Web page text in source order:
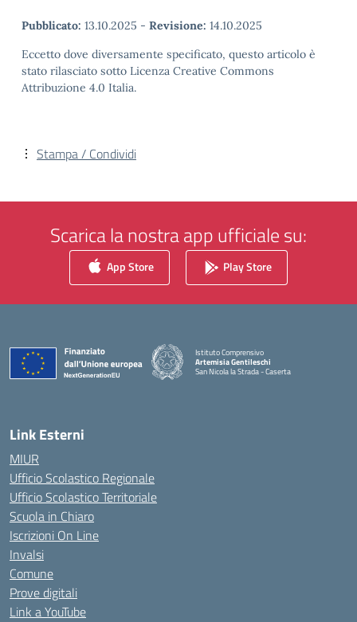
Pubblicato: 13.10.2025 - Revisione: 14.10.2025
Eccetto dove diversamente specificato, questo articolo è
stato rilasciato sotto Licenza Creative Commons
Attribuzione 4.0 Italia.
Stampa / Condividi
Scarica la nostra app ufficiale su:
App Store Play Store
Istituto Comprensivo
Artemisia Gentileschi
San Nicola la Strada - Caserta
Link Esterni
MIUR
Ufficio Scolastico Regionale
Ufficio Scolastico Territoriale
Scuola in Chiaro
Iscrizioni On Line
Invalsi
Comune
Prove digitali
Link a YouTube